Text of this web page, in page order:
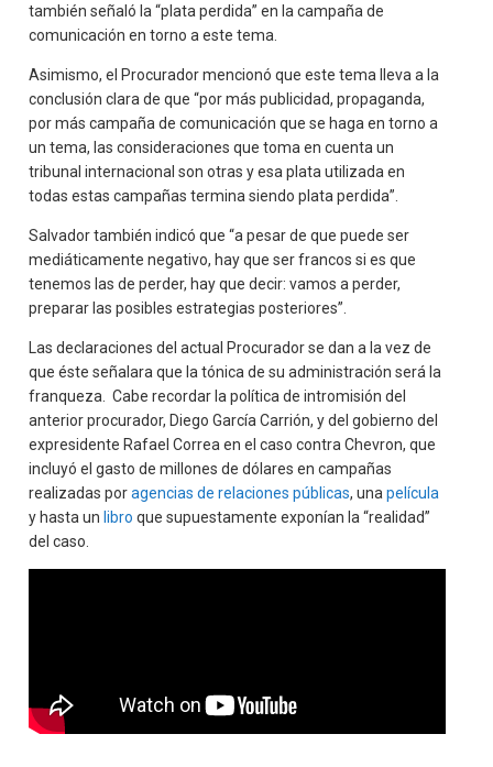
también señaló la “plata perdida” en la campaña de
comunicación en torno a este tema.
Asimismo, el Procurador mencionó que este tema lleva a la
conclusión clara de que “por más publicidad, propaganda,
por más campaña de comunicación que se haga en torno a
un tema, las consideraciones que toma en cuenta un
tribunal internacional son otras y esa plata utilizada en
todas estas campañas termina siendo plata perdida”.
Salvador también indicó que “a pesar de que puede ser
mediáticamente negativo, hay que ser francos si es que
tenemos las de perder, hay que decir: vamos a perder,
preparar las posibles estrategias posteriores”.
Las declaraciones del actual Procurador se dan a la vez de
que éste señalara que la tónica de su administración será la
franqueza. Cabe recordar la política de intromisión del
anterior procurador, Diego García Carrión, y del gobierno del
expresidente Rafael Correa en el caso contra Chevron, que
incluyó el gasto de millones de dólares en campañas
realizadas poragencias de relaciones públicas, unapelícula
y hasta un libro que supuestamente exponían la “realidad”
del caso.